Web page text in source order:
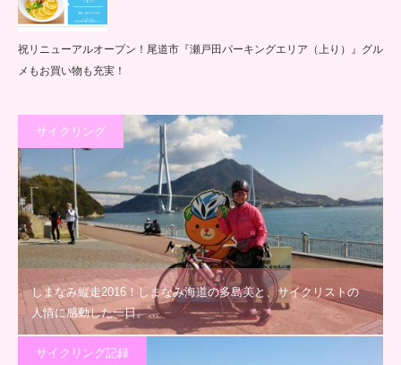
祝リニューアルオープン！尾道市『瀬戸田パーキングエリア（上り）』グル
メもお買い物も充実！
サイクリング
しまなみ縦走2016！しまなみ海道の多島美と、サイクリストの
人情に感動した一日。…
サイクリング記録